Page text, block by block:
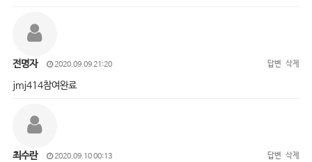
전명자 2020.09.09 21:20 답변 삭제
jmj414참여완료
최수란 2020.09.10 00:13 답변 삭제